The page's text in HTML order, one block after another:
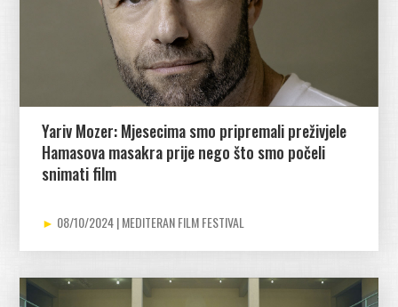
Yariv Mozer: Mjesecima smo pripremali preživjele
Hamasova masakra prije nego što smo počeli
snimati film
08/10/2024